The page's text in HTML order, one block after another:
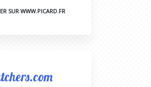
SUR WWW.PICARD.FR